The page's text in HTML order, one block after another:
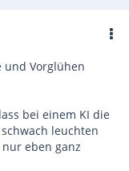
und Vorglühen
bei einem KI die
leuchten
eben ganz